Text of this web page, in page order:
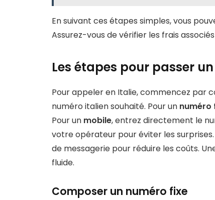
En suivant ces étapes simples, vous
Assurez-vous de vérifier les frais
Les étapes pour passer
Pour appeler en Italie, commencez par
numéro italien souhaité. Pour un numéro
Pour un mobile, entrez directement le
votre opérateur pour éviter les surprises.
de messagerie pour réduire les coûts.
fluide.
Composer un numéro fixe